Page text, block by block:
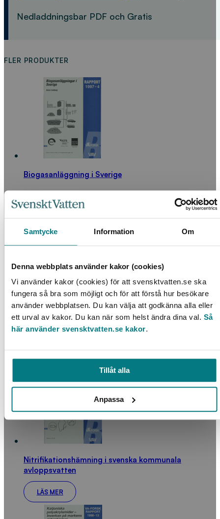
Samtycke Information Om
Denna webbplats använder kakor (cookies)
Vi använder kakor (cookies) för att svensktvatten.se ska
fungera så bra som möjligt och för att förstå hur besökare
använder webbplatsen. Du kan välja att godkänna alla eller
ett urval av kakor. Du kan när som helst ändra dina val. Så
här använder svensktvatten.se kakor.
Tillåt alla
Anpassa
Nedladdningsbar PDF och Gratis
FLER PRODUKTER
Biogasanläggning i Sverige
LÄS MER
Långsamfilters reningspotential
LÄS MER
Nitrifikationshämning i svenska kommunala
avloppsvatten
LÄS MER